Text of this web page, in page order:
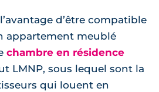
d’être compatible
appartement meublé
chambre en résidence
LMNP, sous lequel sont la
qui louent en